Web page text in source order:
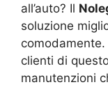
all’auto? Il
soluzione
clienti di
manutenzioni